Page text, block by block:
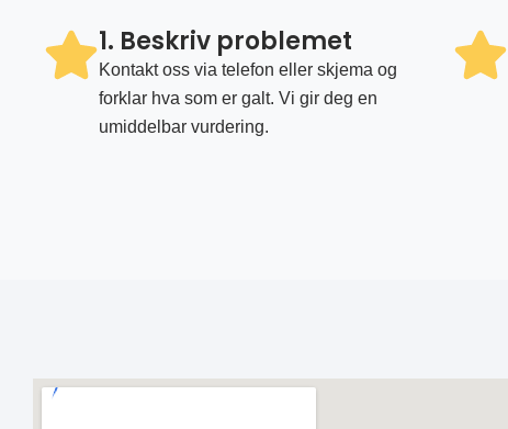
1. Beskriv problemet
Kontakt oss via telefon eller skjema og
forklar hva som er galt. Vi gir deg en
umiddelbar vurdering.